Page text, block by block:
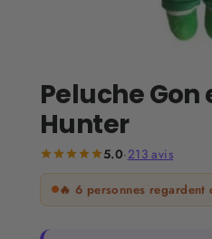
Peluche
Hunter
5.0·213 avis
🔥 6 personnes regardent